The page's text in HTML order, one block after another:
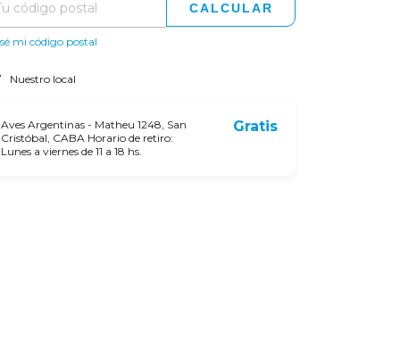
CALCULAR
mi código postal
Nuestro local
Aves Argentinas - Matheu 1248, San
Cristóbal, CABA Horario de retiro:
Lunes a viernes de 11 a 18 hs.
Gratis